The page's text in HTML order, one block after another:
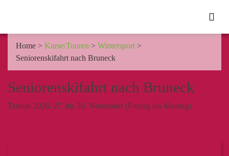
Home > Kurse/Touren > Wintersport >
Seniorenskifahrt nach Bruneck
Seniorenskifahrt nach Bruneck
Termin 2026: 27. bis 30. November (Freitag bis Montag)